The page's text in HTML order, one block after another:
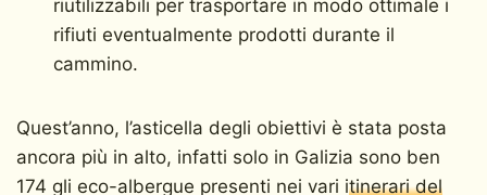
riutilizzabili per trasportare in modo ottimale i
rifiuti eventualmente prodotti durante il
cammino.
Quest’anno, l’asticella degli obiettivi è stata posta
ancora più in alto, infatti solo in Galizia sono ben
174 gli eco-albergue presenti nei vari itinerari del